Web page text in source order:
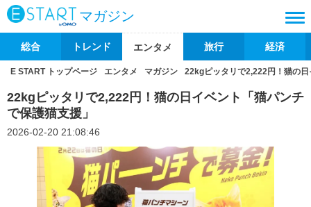
マガジン
総合 トレンド エンタメ 旅行 経済
E START トップページ エンタメ マガジン 22kgピッタリで2,222円！猫の
22kgピッタリで2,222円！猫の日イベント「猫パンチ
で保護猫支援」
2026-02-20 21:08:46